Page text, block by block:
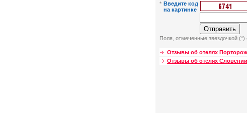
* Введите код
на картинке
Поля, отмеченные звездочкой (*)
Отзывы об отелях
Отзывы об отелях Словении